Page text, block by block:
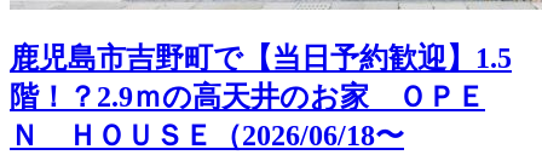
鹿児島市吉野町で【当日予約歓迎】1.5
階！？2.9ｍの高天井のお家 ＯＰＥ
Ｎ ＨＯＵＳＥ（2026/06/18〜